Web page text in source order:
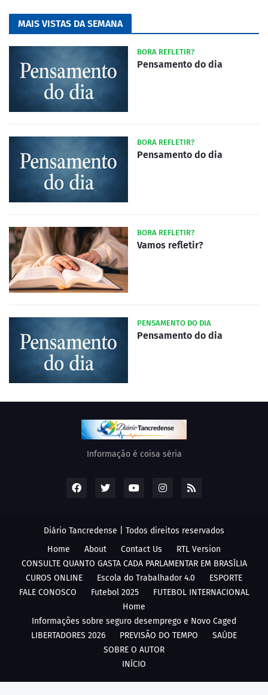
MAIS VISTAS DA SEMANA
BORA REFLETIR?
Pensamento do dia
BORA REFLETIR?
Pensamento do dia
BORA REFLETIR?
Vamos refletir?
PENSAMENTO DO DIA
Pensamento do dia
Informação é coisa séria
Diário Tancredense | Todos direitos reservados
Home
About Contact Us
RTL Version
CONSULTE QUANTO GASTA CADA PARLAMENTAR EM BRASÍLIA
CUROS ONLINE
Escola do Trabalhador 4.0
ESPORTE
FALE CONOSCO
Futebol 2025
FUTEBOL INTERNACIONAL
Home
Informações sobre seguro desemprego e Novo Caged
LIBERTADORES 2026
PREVISÃO DO TEMPO
SAÚDE
SOBRE O AUTOR
INÍCIO